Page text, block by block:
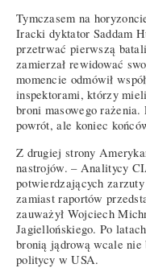
Tymczasem na
Iracki dyktator Saddam
przetrwać pierwszą
zamierzał rewidować
momencie odmówił
inspektorami, którzy
broni masowego
powrót, ale koniec
Z drugiej strony
nastrojów. – Analitycy
potwierdzających
zamiast raportów
zauważył Wojciech
Jagiellońskiego. Po
bronią jądrową wcale nie
politycy w USA.